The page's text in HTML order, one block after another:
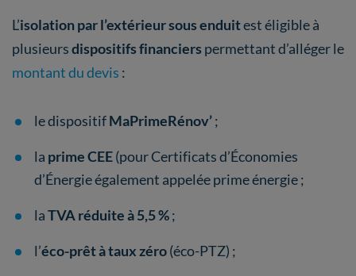
L’isolation par l’extérieur sous enduitest éligible à
plusieursdispositifs financiers permettant d’alléger le
montant du devis :
le dispositifMaPrimeRénov’;
la prime CEE(pour Certificats d’Économies
d’Énergie également appelée prime énergie ;
laTVA réduite à 5,5 %;
l’éco-prêt à taux zéro(éco-PTZ) ;